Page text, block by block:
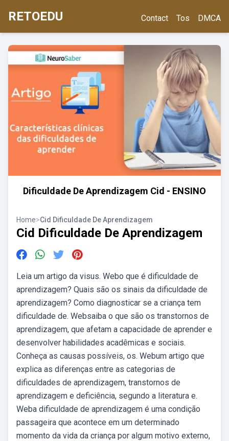
RETOEDU Contact Tos DMCA
Dificuldade De Aprendizagem Cid - ENSINO
Home>Cid Dificuldade De Aprendizagem
Cid Dificuldade De Aprendizagem
Leia um artigo da visus. Webo que é dificuldade de
aprendizagem? Quais são os sinais da dificuldade de
aprendizagem? Como diagnosticar se a criança tem
dificuldade de. Websaiba o que são os transtornos de
aprendizagem, que afetam a capacidade de aprender e
desenvolver habilidades acadêmicas e sociais.
Conheça as causas possíveis, os. Webum artigo que
explica as diferenças entre as categorias de
dificuldades de aprendizagem, transtornos de
aprendizagem e deficiência, segundo a literatura e.
Weba dificuldade de aprendizagem é uma condição
passageira que acontece em um determinado
momento da vida da criança por algum motivo externo,